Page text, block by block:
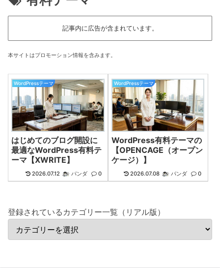
記事内に広告が含まれています。
本サイトはプロモーション情報を含みます。
WordPressテーマ
はじめてのブログ開設に
最適なWordPress有料テ
ーマ【XWRITE】
2026.07.12 パンダ 0
WordPressテーマ
WordPress有料テーマの
【OPENCAGE（オープン
ケージ）】
2026.07.08 パンダ 0
登録されているカテゴリー一覧（リアル版）